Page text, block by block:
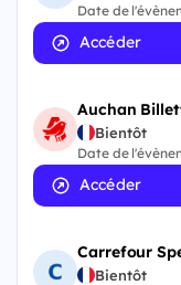
Date de
Accéder
Auchan
Bientôt
Date de
Accéder
Carrefour
Bientôt